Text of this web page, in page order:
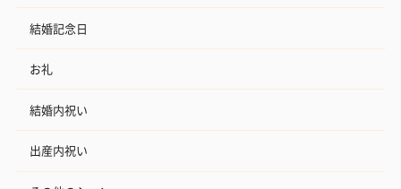
結婚記念日
お礼
結婚内祝い
出産内祝い